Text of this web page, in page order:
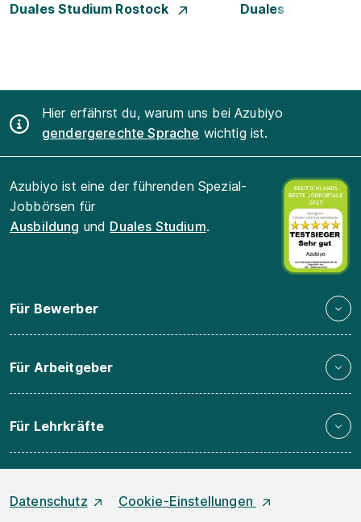
Duales Studium Rostock
Duales Studium
Hier erfährst du, warum uns bei Azubiyo
gendergerechte Sprache wichtig ist.
Azubiyo ist eine der führenden Spezial-
Jobbörsen für
Ausbildung und Duales Studium.
Für Bewerber
Für Arbeitgeber
Für Lehrkräfte
Datenschutz
Cookie-Einstellungen